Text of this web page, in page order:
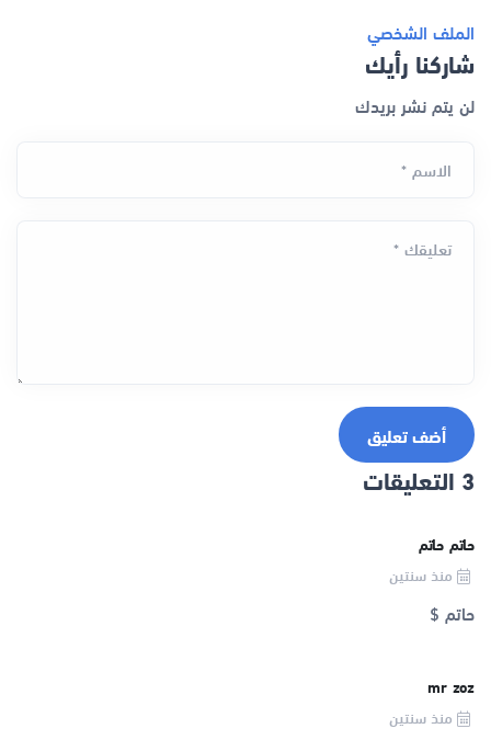
الملف الشخصي
شاركنا رأيك
لن يتم نشر بريدك
الاسم *
تعليقك *
أضف تعليق
3 التعليقات
حاتم حاتم
منذ سنتين
حاتم $
mr zoz
منذ سنتين